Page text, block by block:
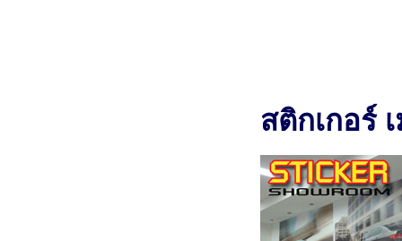
สติกเกอร์